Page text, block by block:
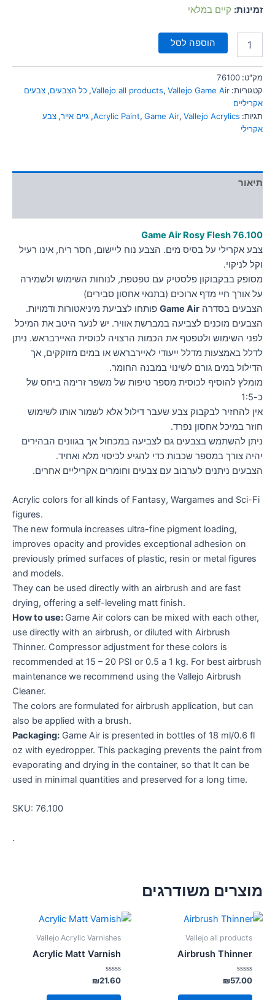
font_downloadזמינות: קיים במלאי
הוספה לסל
מק"ט: 76100
קטגוריות:
Vallejo all products, Vallejo Game Air
, כל הצבעים, צבעים
אקריליים
תגיות:
Acrylic Paint, Game Air, Vallejo Acrylics
, גיים אייר, צבע
אקרילי
תיאור
Game Air Rosy Flesh76.100
צבע אקרילי על בסיס מים. הצבע נוח ליישום, חסר ריח, אינו רעיל
וקל לניקוי.
מסופק בבקבוקון פלסטיק עם טפטפת, לנוחות השימוש ולשמירה
על אורך חיי מדף ארוכים (בתנאי אחסון סבירים)
הצבעים בסדרה Game Air פותחו לצביעת מיניאטורות ודמויות.
הצבעים מוכנים לצביעה במברשת אוויר. יש לנער היטב את המיכל
לפני השימוש ולטפטף את הכמות הרצויה לכוסית האיירבראש. ניתן
לדלל באמצעות מדלל ייעודי לאיירבראש או במים מזוקקים, אך
הדילול במים גורם לשינוי במבנה החומר.
מומלץ להוסיף לכוסית מספר טיפות של משפר זרימה ביחס של
כ-1:5
אין להחזיר לבקבוק צבע שעבר דילול אלא לשמור אותו לשימוש
חוזר במיכל אחסון נפרד.
ניתן להשתמש בצבעים גם לצביעה במכחול אך בגוונים הבהירים
יהיה צורך במספר שכבות כדי להגיע לכיסוי מלא ואחיד.
הצבעים ניתנים לערבוב עם צבעים וחומרים אקריליים אחרים.
Acrylic colors for all kinds of Fantasy, Wargames and Sci-Fi
figures.
The new formula increases ultra-fine pigment loading,
improves opacity and provides exceptional adhesion on
previously primed surfaces of plastic, resin or metal figures
and models.
They can be used directly with an airbrush and are fast
drying, offering a self-leveling matt finish.
How to use: Game Air colors can be mixed with each other,
use directly with an airbrush, or diluted with Airbrush
Thinner. Compressor adjustment for these colors is
recommended at 15 – 20 PSI or 0.5 a 1 kg. For best airbrush
maintenance we recommend using the Vallejo Airbrush
Cleaner.
The colors are formulated for airbrush application, but can
also be applied with a brush.
Packaging: Game Air is presented in bottles of 18 ml/0.6 fl
oz with eyedropper. This packaging prevents the paint from
evaporating and drying in the container, so that It can be
used in minimal quantities and preserved for a long time.
SKU: 76.100
.
מוצרים משודרגים
Vallejo all products
Airbrush Thinner
דורג
0
מתוך
₪57.00
Vallejo Acrylic Varnishes
Acrylic Matt Varnish
דורג
0
מתוך
₪21.60